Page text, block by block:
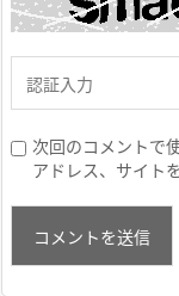
次回のコメントで
アドレス、サイト